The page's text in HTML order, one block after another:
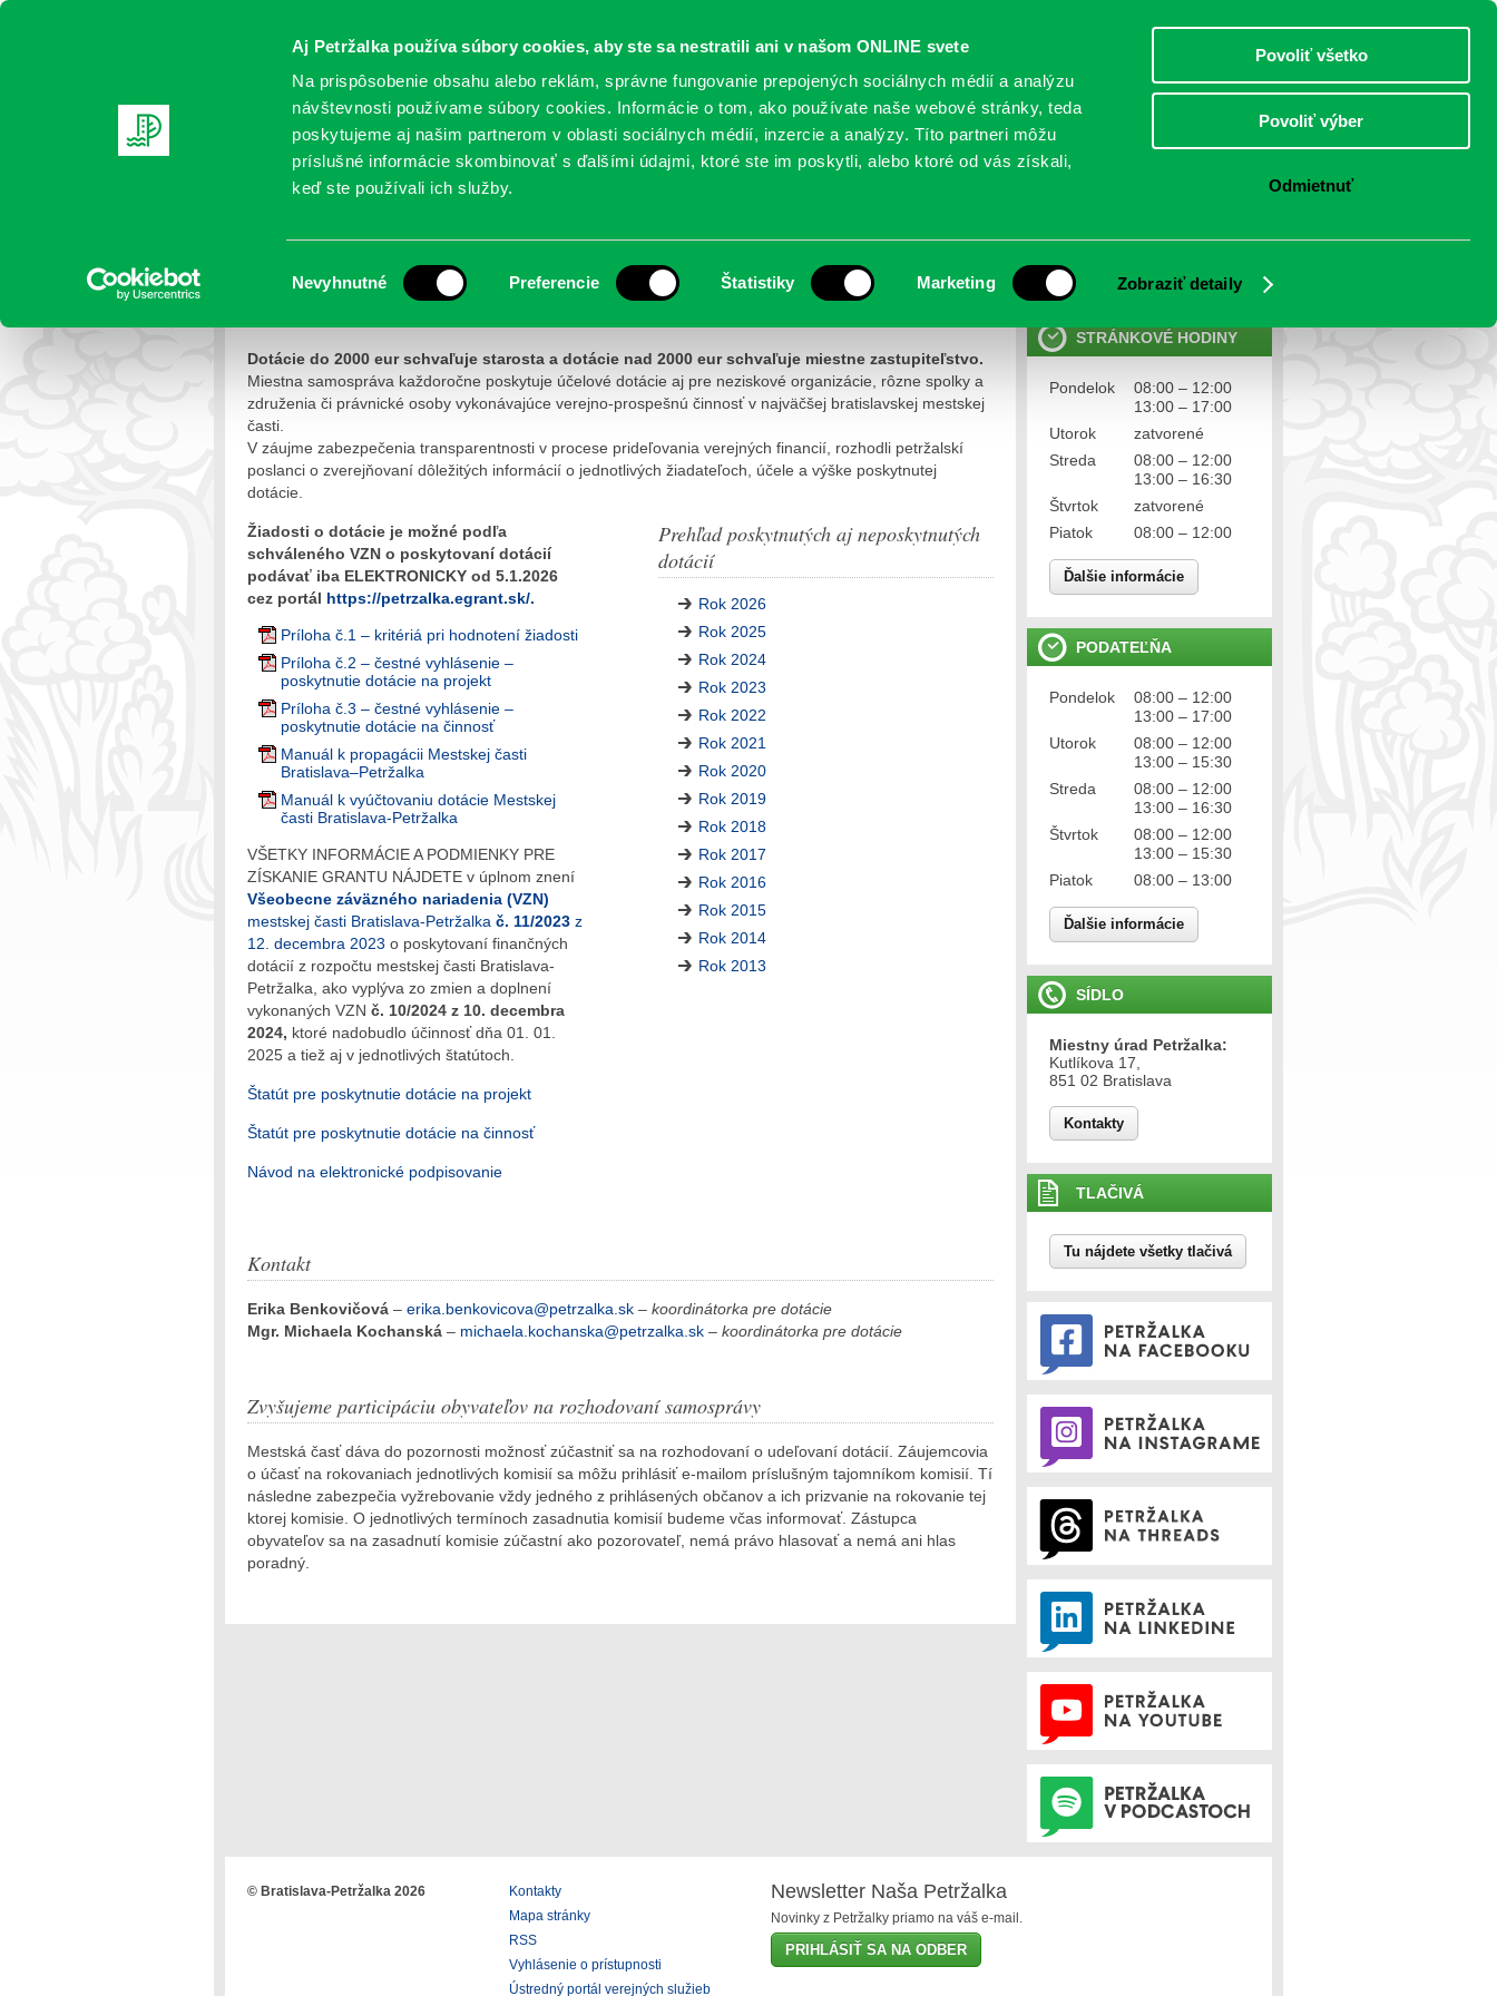
Aj Petržalka používa súbory cookies, aby ste sa nestratili ani v našom ONLINE svete
Na prispôsobenie obsahu alebo reklám, správne fungovanie prepojených sociálnych médií a analýzu
návštevnosti používame súbory cookies. Informácie o tom, ako používate naše webové stránky, teda
poskytujeme aj našim partnerom v oblasti sociálnych médií, inzercie a analýzy. Títo partneri môžu
príslušné informácie skombinovať s ďalšími údajmi, ktoré ste im poskytli, alebo ktoré od vás získali,
keď ste používali ich služby.
súhlasu
Nevyhnutné Preferencie Štatistiky Marketing Zobraziť detaily
Povoliť všetko
Povoliť výber
Odmietnuť
Oficiálne stránky
PETRŽALSKÉ KONTO
AKTUALITY SAMOSPRÁVA ORGANIZÁCIE OBLASTI NOVINY MAPY TLAČIVÁ KONTAKTY
Ochrana osobných údajov
STRÁNKOVÉ HODINY
Pondelok
08:00 – 12:00
13:00 – 17:00
Utorok
zatvorené
Streda
08:00 – 12:00
13:00 – 16:30
Štvrtok
zatvorené
Piatok
08:00 – 12:00
Ďalšie informácie
PODATEĽŇA
Pondelok
08:00 – 12:00
13:00 – 17:00
Utorok
08:00 – 12:00
13:00 – 15:30
Streda
08:00 – 12:00
13:00 – 16:30
Štvrtok
08:00 – 12:00
13:00 – 15:30
Piatok
08:00 – 13:00
Ďalšie informácie
SÍDLO
Miestny úrad Petržalka:
Kutlíkova 17,
851 02 Bratislava
Kontakty
TLAČIVÁ
Tu nájdete všetky tlačivá
Dotácie do 2000 a nad 2000 EUR
Petržalka>Samospráva >Dotácie | PETRŽALKA > Dotácie do 2000 a nad 2000 EUR
Dotácie do 2000 eur schvaľuje starosta a dotácie nad 2000 eur schvaľuje miestne zastupiteľstvo.
Miestna samospráva každoročne poskytuje účelové dotácie aj pre neziskové organizácie, rôzne spolky a
združenia či právnické osoby vykonávajúce verejno-prospešnú činnosť v najväčšej bratislavskej mestskej
časti.
V záujme zabezpečenia transparentnosti v procese prideľovania verejných financií, rozhodli petržalskí
poslanci o zverejňovaní dôležitých informácií o jednotlivých žiadateľoch, účele a výške poskytnutej
dotácie.
Žiadosti o dotácie je možné podľa
schváleného VZN o poskytovaní dotácií
podávať iba ELEKTRONICKY od 5.1.2026
cez portál https://petrzalka.egrant.sk/.
Príloha č.1 – kritériá pri hodnotení žiadosti
Príloha č.2 – čestné vyhlásenie –
poskytnutie dotácie na projekt
Príloha č.3 – čestné vyhlásenie –
poskytnutie dotácie na činnosť
Manuál k propagácii Mestskej časti
Bratislava–Petržalka
Manuál k vyúčtovaniu dotácie Mestskej
časti Bratislava-Petržalka
VŠETKY INFORMÁCIE A PODMIENKY PRE
ZÍSKANIE GRANTU NÁJDETE v úplnom znení
Všeobecne záväzného nariadenia (VZN)
mestskej časti Bratislava-Petržalka č. 11/2023 z
12. decembra 2023 o poskytovaní finančných
dotácií z rozpočtu mestskej časti Bratislava-
Petržalka, ako vyplýva zo zmien a doplnení
vykonaných VZN č. 10/2024 z 10. decembra
2024, ktoré nadobudlo účinnosť dňa 01. 01.
2025 a tiež aj v jednotlivých štatútoch.
Štatút pre poskytnutie dotácie na projekt
Štatút pre poskytnutie dotácie na činnosť
Návod na elektronické podpisovanie
Prehľad poskytnutých aj neposkytnutých
dotácií
Rok 2026
Rok 2025
Rok 2024
Rok 2023
Rok 2022
Rok 2021
Rok 2020
Rok 2019
Rok 2018
Rok 2017
Rok 2016
Rok 2015
Rok 2014
Rok 2013
Kontakt
Erika Benkovičová – erika.benkovicova@petrzalka.sk – koordinátorka pre dotácie
Mgr. Michaela Kochanská – michaela.kochanska@petrzalka.sk – koordinátorka pre dotácie
Zvyšujeme participáciu obyvateľov na rozhodovaní samosprávy
Mestská časť dáva do pozornosti možnosť zúčastniť sa na rozhodovaní o udeľovaní dotácií. Záujemcovia
o účasť na rokovaniach jednotlivých komisií sa môžu prihlásiť e-mailom príslušným tajomníkom komisií. Tí
následne zabezpečia vyžrebovanie vždy jedného z prihlásených občanov a ich prizvanie na rokovanie tej
ktorej komisie. O jednotlivých termínoch zasadnutia komisií budeme včas informovať. Zástupca
obyvateľov sa na zasadnutí komisie zúčastní ako pozorovateľ, nemá právo hlasovať a nemá ani hlas
poradný.
© Bratislava-Petržalka 2026
Kontakty
Mapa stránky
RSS
Vyhlásenie o prístupnosti
Ústredný portál verejných služieb
Newsletter Naša Petržalka
Novinky z Petržalky priamo na váš e-mail.
PRIHLÁSIŤ SA NA ODBER